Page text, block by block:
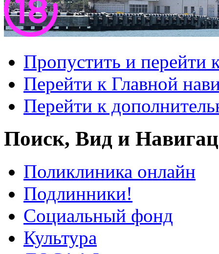
Пропустить и перейти
Перейти к Главной
Перейти к
Поиск, Вид и
Поликлиника онлайн
Подлинники!
Социальный фонд
Культура